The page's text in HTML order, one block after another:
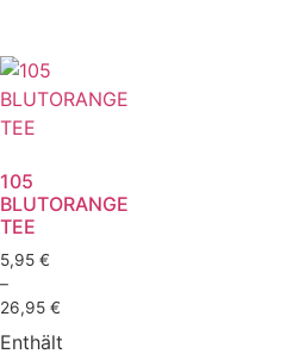
105
BLUTORANGE
TEE
5,95 €
–
26,95 €
Enthält